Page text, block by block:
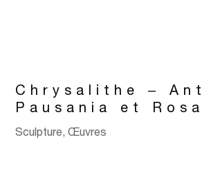
Chrysalithe –
Pausania et
Sculpture,Œuvres